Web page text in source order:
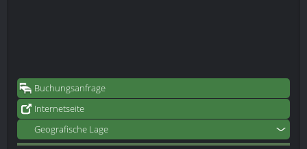
Buchungsanfrage
Internetseite
Geografische Lage